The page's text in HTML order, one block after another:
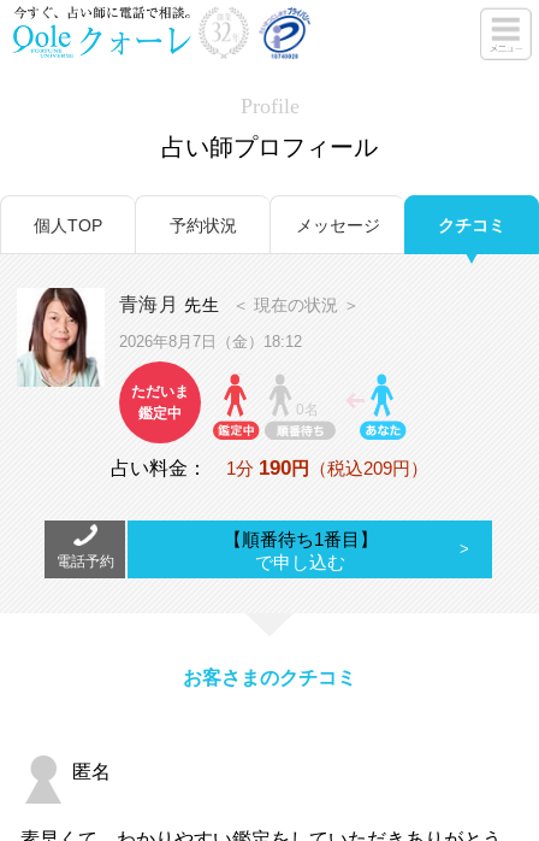
Profile
占い師プロフィール
個人TOP 予約状況 メッセージ クチコミ
青海月 先生 ＜ 現在の状況 ＞
2026年8月7日（金）18:12
ただいま
鑑定中
0名
占い料金： 1分 190円 （税込209円）
電話予約
【順番待ち1番目】
で申し込む
お客さまのクチコミ
匿名